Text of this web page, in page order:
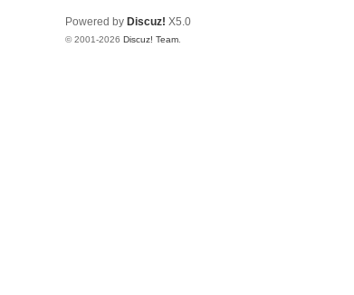
Powered by Discuz! X5.0
© 2001-2026 Discuz! Team